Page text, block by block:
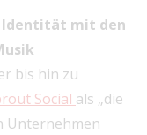
Identität mit den
bis hin zu
Social als „die
Unternehmen